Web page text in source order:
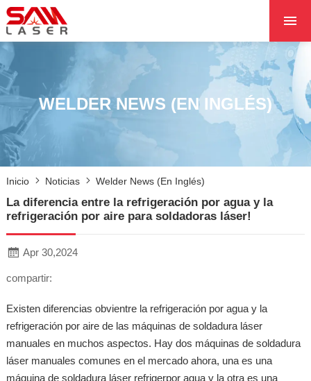
SOBRE NOSOTROS
PRODUCTOS
PROYECTOS
NOTICIAS
CON NOSOTROS
NÚCLEO
WELDER NEWS (EN INGLÉS)
Inicio Noticias Welder News (en Inglés)
La diferencia entre la refrigeración por agua y la
refrigeración por aire para soldadoras láser!
Apr 30,2024
compartir:
Existen diferencias obvientre la refrigeración por agua y la
refrigeración por aire de las máquinas de soldadura láser
manuales en muchos aspectos. Hay dos máquinas de soldadura
láser manuales comunes en el mercado ahora, una es una
máquina de soldadura láser refrigerpor agua y la otra es una